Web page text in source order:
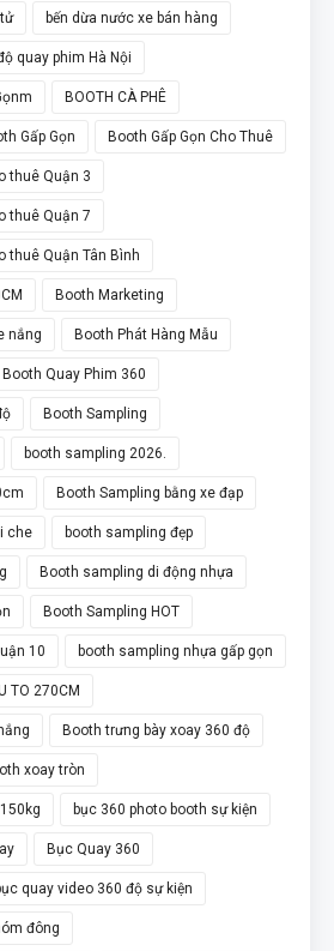
bến dừa nước xe bán hàng
quay phim Hà Nội
BOOTH CÀ PHÊ
Gấp Gọn Booth Gấp Gọn Cho Thuê
thuê Quận 3
thuê Quận 7
thuê Quận Tân Bình
Booth Marketing
nắng Booth Phát Hàng Mẫu
Booth Quay Phim 360
Booth Sampling
booth sampling 2026.
Booth Sampling bằng xe đạp
che booth sampling đẹp
Booth sampling di động nhựa
Booth Sampling HOT
10 booth sampling nhựa gấp gọn
TO 270CM
Booth trưng bày xoay 360 độ
xoay tròn
bục 360 photo booth sự kiện
Bục Quay 360
quay video 360 độ sự kiện
đông